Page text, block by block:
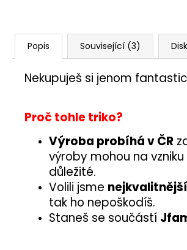
Popis Související (3)
Nekupuješ si jenom
Proč tohle triko?
Výroba probíhá v ČR
výroby mohou na
důležité.
Volili jsme
tak ho nepoškodíš.
Staneš se součástí